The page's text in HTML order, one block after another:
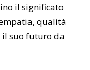
il significato
qualità
il suo futuro da